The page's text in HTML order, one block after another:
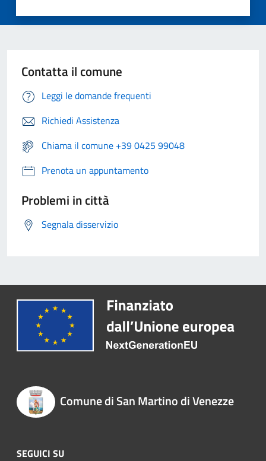
Contatta il comune
Leggi le domande frequenti
Richiedi Assistenza
Chiama il comune +39 0425 99048
Prenota un appuntamento
Problemi in città
Segnala disservizio
Comune di San Martino di Venezze
SEGUICI SU